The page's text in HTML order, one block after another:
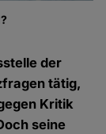
der
tätig,
Kritik
seine